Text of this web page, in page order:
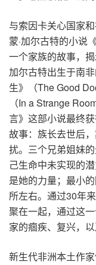
与索因卡关心国家
蒙·加尔古特的小说
一个家族的故事，
加尔古特出生于南
生》（The Good
（In a Strange
言》这部小说最终
故事：族长去世后
扰。三个兄弟姐妹
己生命中未实现的
是她的力量；最小
所左右。通过30年
聚在一起，通过这
家的痼疾、复兴，以
新生代非洲本土作